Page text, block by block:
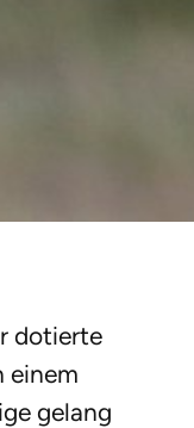
dotierte
einem
gelang